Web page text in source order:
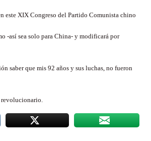
este XIX Congreso del Partido Comunista chino
-así sea solo para China- y modificará por
saber que mis 92 años y sus luchas, no fueron